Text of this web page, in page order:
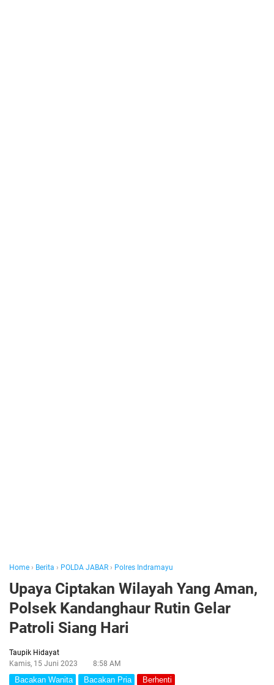
Home › Berita › POLDA JABAR › Polres Indramayu
Upaya Ciptakan Wilayah Yang Aman,
Polsek Kandanghaur Rutin Gelar
Patroli Siang Hari
Taupik Hidayat
Kamis, 15 Juni 2023
8:58 AM
Bacakan Wanita Bacakan Pria Berhenti